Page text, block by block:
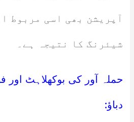
آپریشن بھی اسی مربوط
شیئرنگ کا نتیجہ ہے۔
حملہ آور کی بوکھلاہٹ اور
دباؤ: